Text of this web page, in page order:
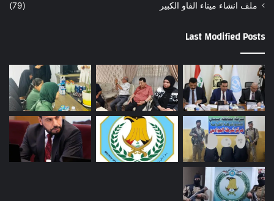
ملف انشاء ميناء الفاو الكبير
(79)
Last Modified Posts